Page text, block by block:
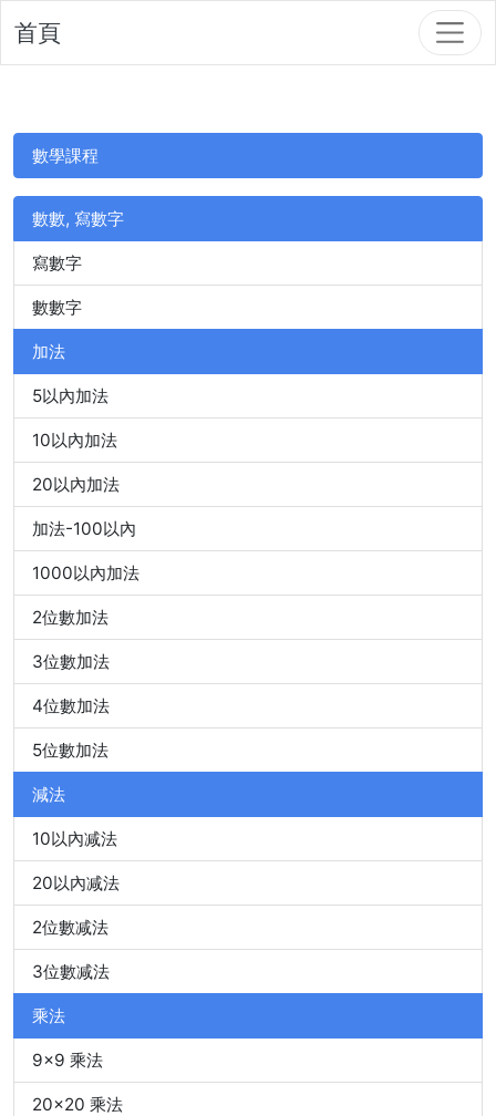
首頁
數學課程
數數, 寫數字
寫數字
數數字
加法
5以內加法
10以內加法
20以內加法
加法-100以內
1000以內加法
2位數加法
3位數加法
4位數加法
5位數加法
減法
10以內减法
20以內减法
2位數减法
3位數减法
乘法
9x9 乘法
20x20 乘法